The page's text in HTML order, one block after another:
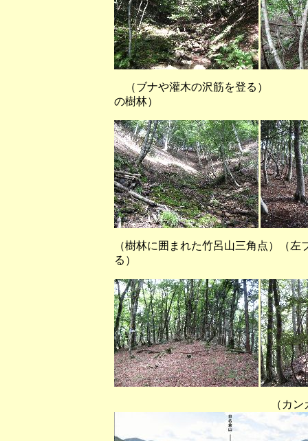
（ブナや灌木の沢筋を登る）
の樹林）
（樹林に囲まれた竹呂山三角点）（
る）
（カンカケ峠から西